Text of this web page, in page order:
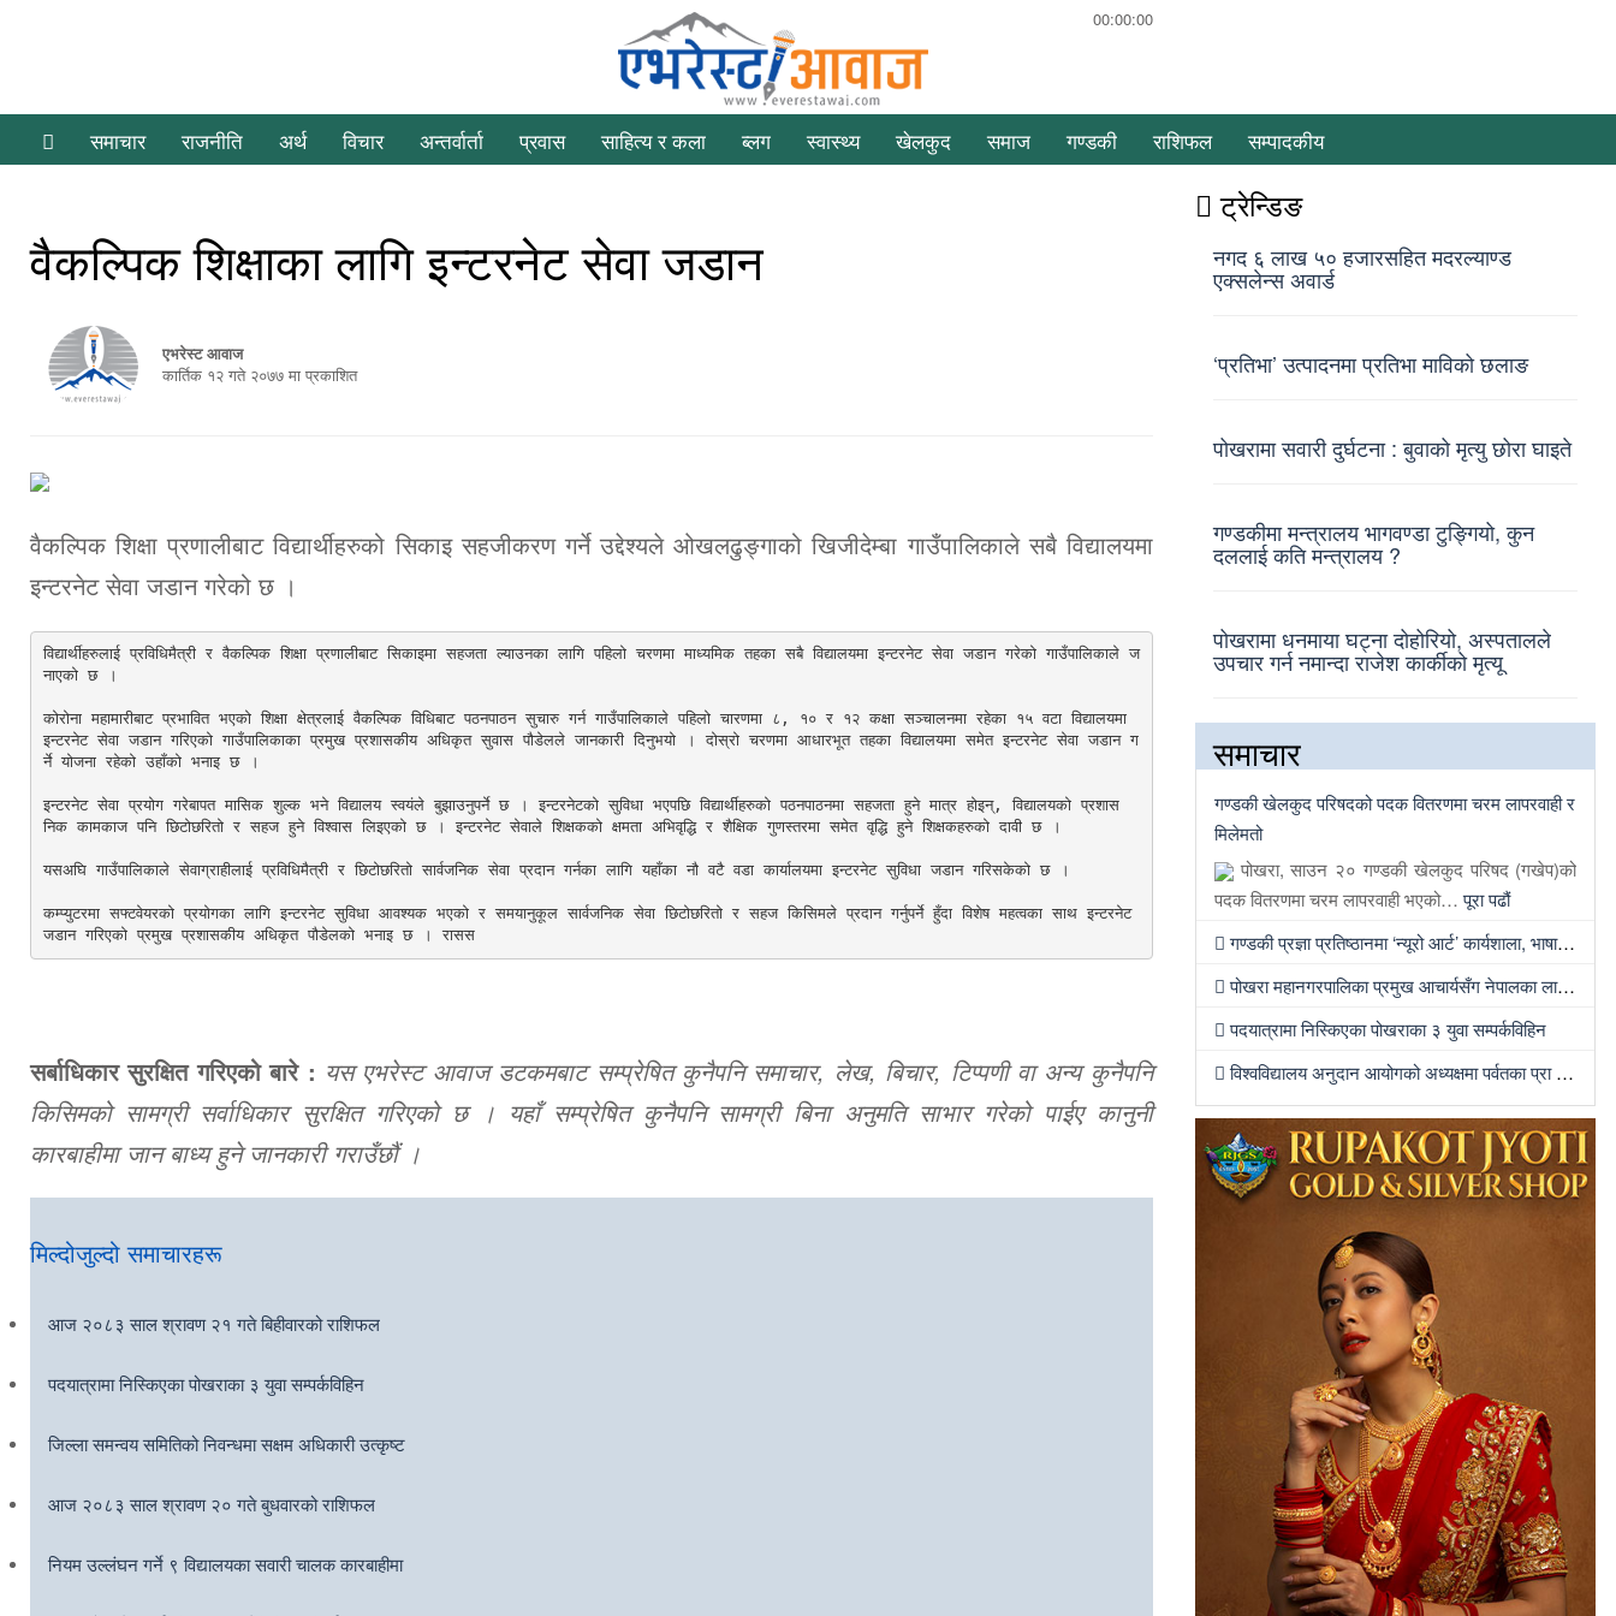
00:00:00
समाचार राजनीति अर्थ विचार अन्तर्वार्ता प्रवास साहित्य र कला ब्लग स्वास्थ्य खेलकुद समाज गण्डकी राशिफल सम्पादकीय
वैकल्पिक शिक्षाका लागि इन्टरनेट सेवा जडान
एभरेस्ट आवाज
कार्तिक १२ गते २०७७ मा प्रकाशित
वैकल्पिक शिक्षा प्रणालीबाट विद्यार्थीहरुको सिकाइ सहजीकरण गर्ने उद्देश्यले ओखलढुङ्गाको खिजीदेम्बा गाउँपालिकाले सबै विद्यालयमा
इन्टरनेट सेवा जडान गरेको छ ।
विद्यार्थीहरुलाई प्रविधिमैत्री र वैकल्पिक शिक्षा प्रणालीबाट सिकाइमा सहजता ल्याउनका लागि पहिलो चरणमा माध्यमिक तहका सबै विद्यालयमा इन्टरनेट सेवा जडान गरेको गाउँपालिकाले ज
नाएको छ ।
कोरोना महामारीबाट प्रभावित भएको शिक्षा क्षेत्रलाई वैकल्पिक विधिबाट पठनपाठन सुचारु गर्न गाउँपालिकाले पहिलो चारणमा ८, १० र १२ कक्षा सञ्चालनमा रहेका १५ वटा विद्यालयमा
इन्टरनेट सेवा जडान गरिएको गाउँपालिकाका प्रमुख प्रशासकीय अधिकृत सुवास पौडेलले जानकारी दिनुभयो । दोस्रो चरणमा आधारभूत तहका विद्यालयमा समेत इन्टरनेट सेवा जडान ग
र्ने योजना रहेको उहाँको भनाइ छ ।
इन्टरनेट सेवा प्रयोग गरेबापत मासिक शुल्क भने विद्यालय स्वयंले बुझाउनुपर्ने छ । इन्टरनेटको सुविधा भएपछि विद्यार्थीहरुको पठनपाठनमा सहजता हुने मात्र होइन्, विद्यालयको प्रशास
निक कामकाज पनि छिटोछरितो र सहज हुने विश्वास लिइएको छ । इन्टरनेट सेवाले शिक्षकको क्षमता अभिवृद्धि र शैक्षिक गुणस्तरमा समेत वृद्धि हुने शिक्षकहरुको दावी छ ।
यसअघि गाउँपालिकाले सेवाग्राहीलाई प्रविधिमैत्री र छिटोछरितो सार्वजनिक सेवा प्रदान गर्नका लागि यहाँका नौ वटै वडा कार्यालयमा इन्टरनेट सुविधा जडान गरिसकेको छ ।
कम्प्युटरमा सफ्टवेयरको प्रयोगका लागि इन्टरनेट सुविधा आवश्यक भएको र समयानुकूल सार्वजनिक सेवा छिटोछरितो र सहज किसिमले प्रदान गर्नुपर्ने हुँदा विशेष महत्वका साथ इन्टरनेट
जडान गरिएको प्रमुख प्रशासकीय अधिकृत पौडेलको भनाइ छ । रासस
सर्बाधिकार सुरक्षित गरिएको बारे : यस एभरेस्ट आवाज डटकमबाट सम्प्रेषित कुनैपनि समाचार, लेख, बिचार, टिप्पणी वा अन्य कुनैपनि
किसिमको सामग्री सर्वाधिकार सुरक्षित गरिएको छ । यहाँ सम्प्रेषित कुनैपनि सामग्री बिना अनुमति साभार गरेको पाईए कानुनी
कारबाहीमा जान बाध्य हुने जानकारी गराउँछौं ।
मिल्दोजुल्दो समाचारहरू
आज २०८३ साल श्रावण २१ गते बिहीवारको राशिफल
पदयात्रामा निस्किएका पोखराका ३ युवा सम्पर्कविहिन
जिल्ला समन्वय समितिको निवन्धमा सक्षम अधिकारी उत्कृष्ट
आज २०८३ साल श्रावण २० गते बुधवारको राशिफल
नियम उल्लंघन गर्ने ९ विद्यालयका सवारी चालक कारबाहीमा
ट्रेन्डिङ
नगद ६ लाख ५० हजारसहित मदरल्याण्ड
एक्सलेन्स अवार्ड
‘प्रतिभा’ उत्पादनमा प्रतिभा माविको छलाङ
पोखरामा सवारी दुर्घटना : बुवाको मृत्यु छोरा घाइते
गण्डकीमा मन्त्रालय भागवण्डा टुङ्गियो, कुन
दललाई कति मन्त्रालय ?
पोखरामा धनमाया घट्ना दोहोरियो, अस्पतालले
उपचार गर्न नमान्दा राजेश कार्कीको मृत्यू
समाचार
गण्डकी खेलकुद परिषदको पदक वितरणमा चरम लापरवाही र
मिलेमतो
पोखरा, साउन २० गण्डकी खेलकुद परिषद (गखेप)को
पदक वितरणमा चरम लापरवाही भएको…पूरा पढौं
गण्डकी प्रज्ञा प्रतिष्ठानमा ‘न्यूरो आर्ट’ कार्यशाला, भाषा शुद्धता अभियानदेखि अनुसन्धान प्रवर्द्धनसम्मका कार्यक्रम हुँदै
पोखरा महानगरपालिका प्रमुख आचार्यसँग नेपालका लागि इजरायली राजदूतको भेट
पदयात्रामा निस्किएका पोखराका ३ युवा सम्पर्कविहिन
विश्वविद्यालय अनुदान आयोगको अध्यक्षमा पर्वतका प्रा डा खड्गबहादुर केसी